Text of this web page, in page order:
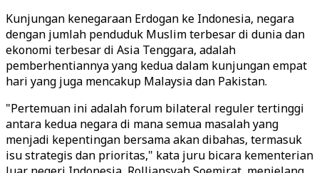
Kunjungan kenegaraan Erdogan ke Indonesia, negara
dengan jumlah penduduk Muslim terbesar di dunia dan
ekonomi terbesar di Asia Tenggara, adalah
pemberhentiannya yang kedua dalam kunjungan empat
hari yang juga mencakup Malaysia dan Pakistan.
"Pertemuan ini adalah forum bilateral reguler tertinggi
antara kedua negara di mana semua masalah yang
menjadi kepentingan bersama akan dibahas, termasuk
isu strategis dan prioritas," kata juru bicara kementerian